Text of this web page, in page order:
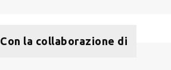
Con la collaborazione di